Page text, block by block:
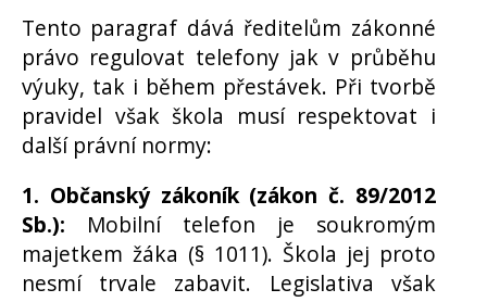
Tento paragraf dává ředitelům zákonné
právo regulovat telefony jak v průběhu
výuky, tak i během přestávek. Při tvorbě
pravidel však škola musí respektovat i
další právní normy:
1. Občanský zákoník (zákon č. 89/2012
Sb.): Mobilní telefon je soukromým
majetkem žáka (§ 1011). Škola jej proto
nesmí trvale zabavit. Legislativa však